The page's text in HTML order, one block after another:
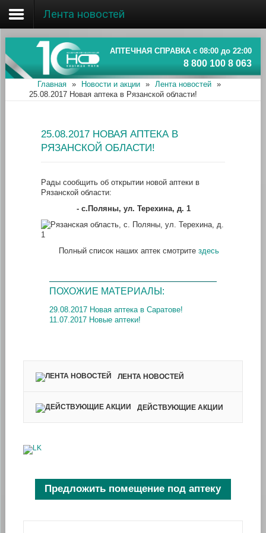
Главная
Об ассоциации
Наши аптеки
Информация
Лента новостей
АПТЕЧНАЯ СПРАВКА с 08:00 до 22:00
8 800 100 8 063
Главная » Новости и акции » Лента новостей
»
25.08.2017 Новая аптека в Рязанской области!
25.08.2017 НОВАЯ АПТЕКА В
РЯЗАНСКОЙ ОБЛАСТИ!
Рады сообщить об открытии новой аптеки в
Рязанской области:
- с.Поляны, ул. Терехина, д. 1
Полный список наших аптек смотрите здесь
ПОХОЖИЕ МАТЕРИАЛЫ:
29.08.2017 Новая аптека в Саратове!
11.07.2017 Новые аптеки!
ЛЕНТА НОВОСТЕЙ
ДЕЙСТВУЮЩИЕ АКЦИИ
Предложить помещение под аптеку